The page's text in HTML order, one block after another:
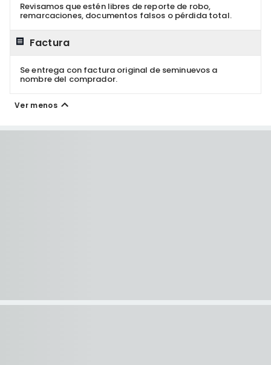
Revisamos que estén libres de reporte de robo,
remarcaciones, documentos falsos o pérdida total.
Factura
Se entrega con factura original de seminuevos a
nombre del comprador.
Ver menos